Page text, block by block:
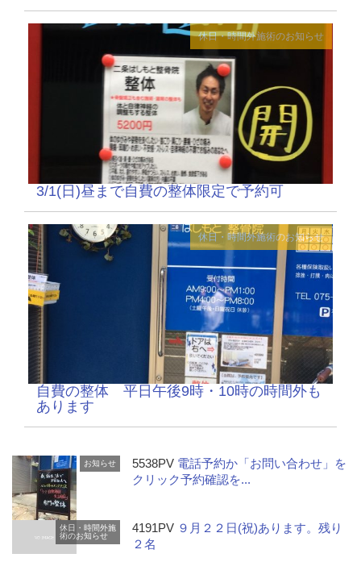
休日・時間外施術のお知らせ
3/1(日)昼まで自費の整体限定で予約可
休日・時間外施術のお知らせ
自費の整体 平日午後9時・10時の時間外も
あります
お知らせ 5538PV 電話予約か「お問い合わせ」を
クリック予約確認を...
休日・時間外施
術のお知らせ
4191PV ９月２２日(祝)あります。残り
２名